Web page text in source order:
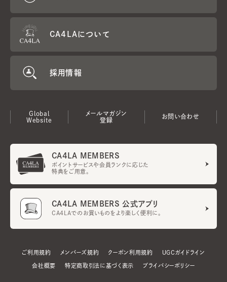
CA4LAについて
採用情報
Global
Website
メールマガジン
登録
お問い合わせ
CA4LA MEMBERS
ポイントサービスや会員ランクに応じた
特典をご用意。
CA4LA MEMBERS 公式アプリ
CA4LAでのお買いものをより楽しく便利に。
ご利用規約 メンバーズ規約 クーポン利用規約 UGCガイドライン
会社概要 特定商取引法に基づく表示 プライバシーポリシー